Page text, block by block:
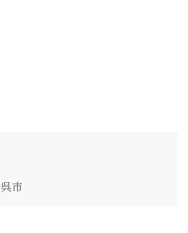
呉市